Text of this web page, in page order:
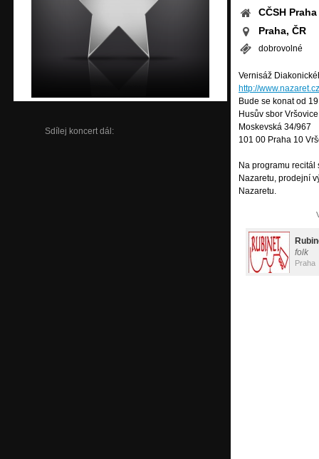
Sdílej koncert dál:
CČSH
Praha, ČR
dobrovolné
Vernisáž
http://
Bude se konat od
Husův sbor Vršovice
Moskevská 34/967
101 00 Praha 10
Na programu
Nazaretu, prodejní
Nazaretu.
folk
Praha